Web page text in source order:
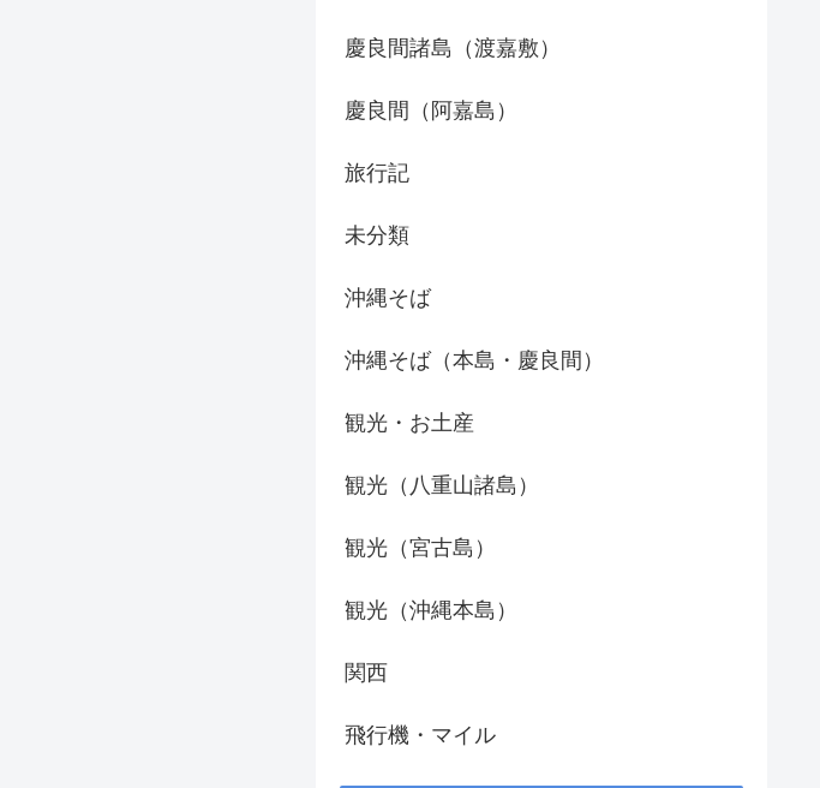
慶良間諸島（渡嘉敷）
慶良間（阿嘉島）
旅行記
未分類
沖縄そば
沖縄そば（本島・慶良間）
観光・お土産
観光（八重山諸島）
観光（宮古島）
観光（沖縄本島）
関西
飛行機・マイル